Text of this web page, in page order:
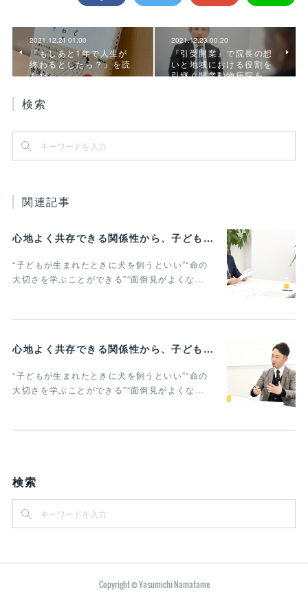
2021.12.24 01:00
『もしあと1年で人生が
終わるとしたら？』を読
んだ
2021.12.23 00:20
『引受開業』で院長の想
いと地域における役割を
引継ぐ開業動物病院を…
検索
関連記事
心地よく共存できる関係性から、子どもの発達に動物がよりよい影響を与える Vol.3
“子どもが生まれたときに犬を飼うといい”“命の
大切さを学ぶことができる”“面倒見がよくな…
心地よく共存できる関係性から、子どもの発達に動物がよりよい影響を与える Vol.2
“子どもが生まれたときに犬を飼うといい”“命の
大切さを学ぶことができる”“面倒見がよくな…
検索
Copyright © Yasumichi Namatame